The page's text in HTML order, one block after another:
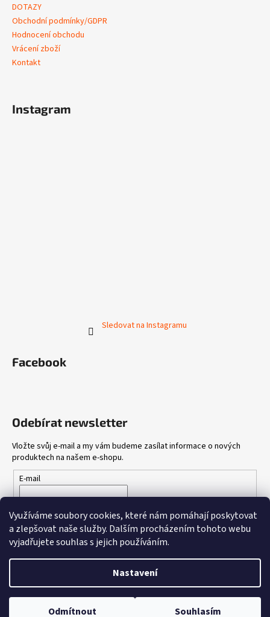
Využíváme soubory cookies, které nám pomáhají poskytovat
a zlepšovat naše služby. Dalším procházením tohoto webu
vyjadřujete souhlas s jejich používáním.
Nastavení
Odmítnout Souhlasím
DOTAZY
Obchodní podmínky/GDPR
Hodnocení obchodu
Vrácení zboží
Kontakt
Instagram
Sledovat na Instagramu
Facebook
Odebírat newsletter
Vložte svůj e-mail a my vám budeme zasílat informace o nových
produktech na našem e-shopu.
E-mail
údajů
PŘIHLÁSIT SE
Vytvořil Shoptet
Copyright 2026Gang Shop . Všechna práva vyhrazena.